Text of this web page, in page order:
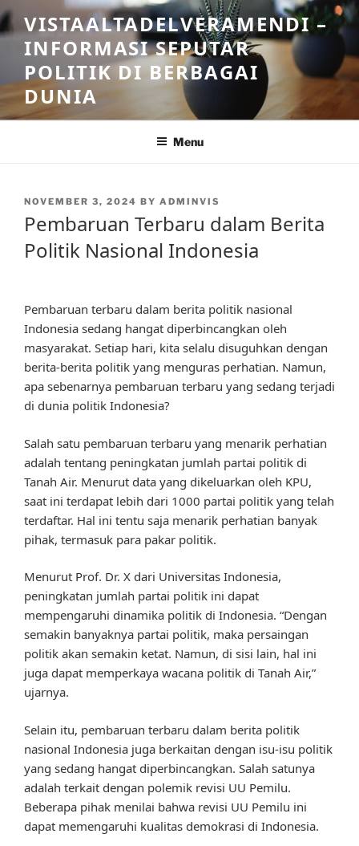
Skip
to
content
VISTAALTADELVERAMENDI –
INFORMASI SEPUTAR
POLITIK DI BERBAGAI
DUNIA
Menu
POSTED
NOVEMBER 3, 2024 BY ADMINVIS
Pembaruan Terbaru dalam Berita
Politik Nasional Indonesia
Pembaruan terbaru dalam berita politik nasional
Indonesia sedang hangat diperbincangkan oleh
masyarakat. Setiap hari, kita selalu disuguhkan dengan
berita-berita politik yang menguras perhatian. Namun,
apa sebenarnya pembaruan terbaru yang sedang terjadi
di dunia politik Indonesia?
Salah satu pembaruan terbaru yang menarik perhatian
adalah tentang peningkatan jumlah partai politik di
Tanah Air. Menurut data yang dikeluarkan oleh KPU,
saat ini terdapat lebih dari 1000 partai politik yang telah
terdaftar. Hal ini tentu saja menarik perhatian banyak
pihak, termasuk para pakar politik.
Menurut Prof. Dr. X dari Universitas Indonesia,
peningkatan jumlah partai politik ini dapat
mempengaruhi dinamika politik di Indonesia. “Dengan
semakin banyaknya partai politik, maka persaingan
politik akan semakin ketat. Namun, di sisi lain, hal ini
juga dapat memperkaya wacana politik di Tanah Air,”
ujarnya.
Selain itu, pembaruan terbaru dalam berita politik
nasional Indonesia juga berkaitan dengan isu-isu politik
yang sedang hangat diperbincangkan. Salah satunya
adalah terkait dengan polemik revisi UU Pemilu.
Beberapa pihak menilai bahwa revisi UU Pemilu ini
dapat memengaruhi kualitas demokrasi di Indonesia.